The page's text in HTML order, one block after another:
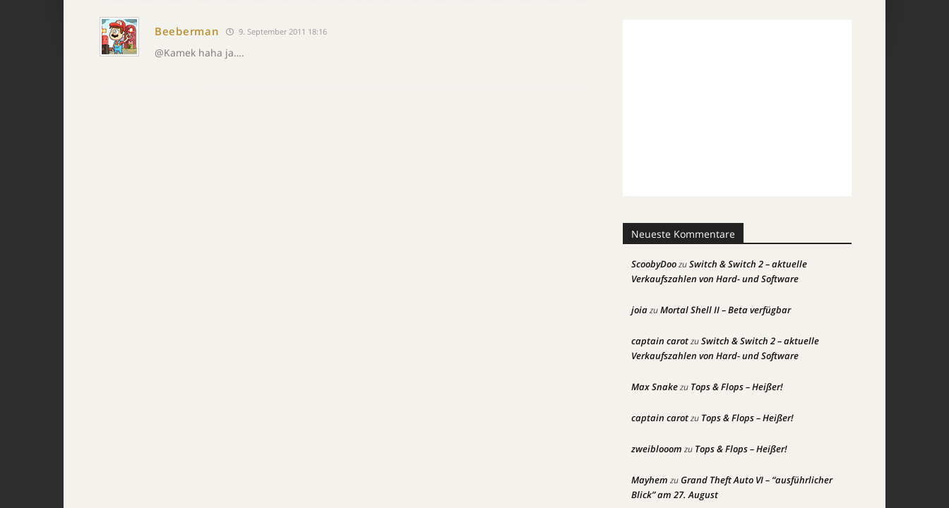
Beeberman 9. September 2011 18:16
@Kamek haha ja….
Neueste Kommentare
ScoobyDoozuSwitch & Switch 2 – aktuelle
Verkaufszahlen von Hard- und Software
joiazuMortal Shell II – Beta verfügbar
captain carotzuSwitch & Switch 2 – aktuelle
Verkaufszahlen von Hard- und Software
Max Snakezu Tops & Flops – Heißer!
captain carotzu Tops & Flops – Heißer!
zweiblooom zu Tops & Flops – Heißer!
Mayhem zuGrand Theft Auto VI – “ausführlicher
Blick” am 27. August